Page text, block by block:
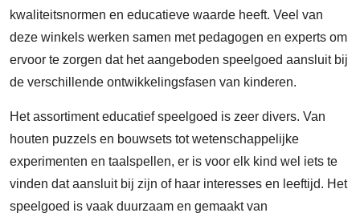
kwaliteitsnormen en educatieve waarde heeft. Veel van
deze winkels werken samen met pedagogen en experts om
ervoor te zorgen dat het aangeboden speelgoed aansluit bij
de verschillende ontwikkelingsfasen van kinderen.
Het assortiment educatief speelgoed is zeer divers. Van
houten puzzels en bouwsets tot wetenschappelijke
experimenten en taalspellen, er is voor elk kind wel iets te
vinden dat aansluit bij zijn of haar interesses en leeftijd. Het
speelgoed is vaak duurzaam en gemaakt van